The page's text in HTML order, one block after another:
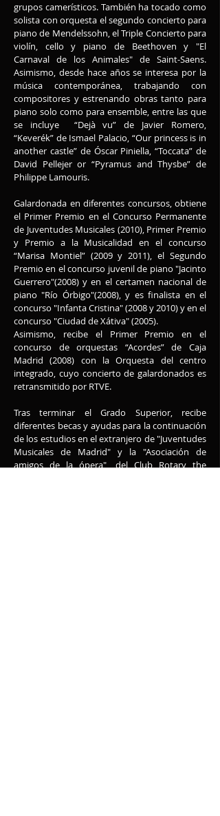
grupos camerísticos. También ha tocado como
solista con orquesta el segundo concierto para
piano de Mendelssohn, el Triple Concierto para
violín, cello y piano de Beethoven y "El
Carnaval de los Animales" de Saint-Saens.
Asimismo, desde hace años se interesa por la
música contemporánea, trabajando con
compositores y estrenando obras tanto para
piano solo como para ensemble, entre las que
se incluye “Dejà vu” de Javier Romero,
“Keverék” de Ismael Palacio, “Our princess is in
another castle” de Óscar Piniella, “Toccata” de
David Pellejer or “Pyramus and Thysbe” de
Philippe Lamouris.
Galardonada en diferentes concursos, obtiene
el Primer Premio en el Concurso Permanente
de Juventudes Musicales (2010), Primer Premio
y Premio a la Musicalidad en el concurso
“Marisa Montiel” (2009 y 2011), el Segundo
Premio en el concurso juvenil de piano "Jacinto
Guerrero"(2008) y en el certamen nacional de
piano "Río Órbigo"(2008), y es finalista en el
concurso "Infanta Cristina" (2008 y 2010) y en el
concurso "Ciudad de Xátiva" (2005).
Asimismo, recibe el Primer Premio en el
concurso de orquestas “Acordes” de Caja
Madrid (2008) con la Orquesta del centro
integrado, cuyo concierto de galardonados es
retransmitido por RTVE.
Tras terminar el Grado Superior, recibe
diferentes becas y ayudas para la continuación
de los estudios en el extranjero de "Juventudes
Musicales de Madrid" y la "Asociación de
amigos de la ópera", del Club Rotary the